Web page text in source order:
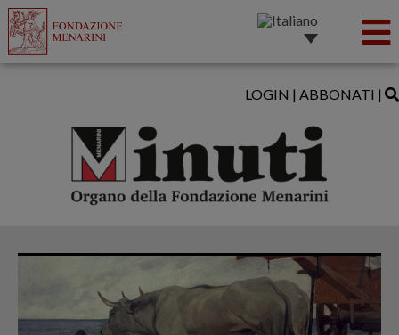
LOGIN | ABBONATI |